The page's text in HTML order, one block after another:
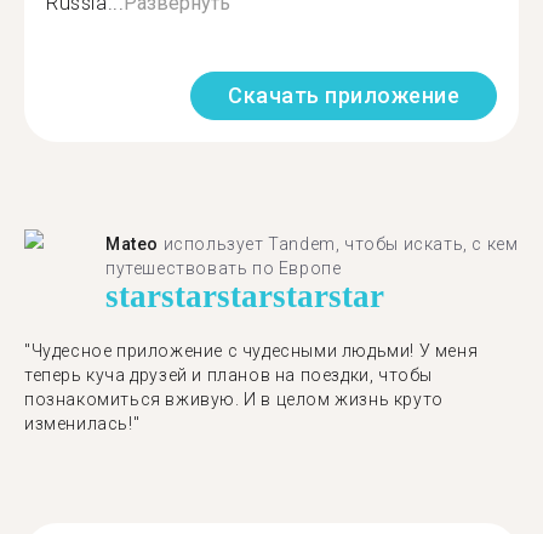
Скачать приложение
Mateo использует Tandem, чтобы искать, с кем
путешествовать по Европе
starstarstarstarstar
"Чудесное приложение с чудесными людьми! У меня
теперь куча друзей и планов на поездки, чтобы
познакомиться вживую. И в целом жизнь круто
изменилась!"